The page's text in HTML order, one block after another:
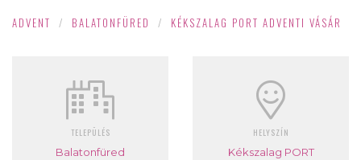
ADVENT / BALATONFÜRED / KÉKSZALAG PORT ADVENTI VÁSÁR
TELEPÜLÉS
Balatonfüred
HELYSZÍN
Kékszalag PORT